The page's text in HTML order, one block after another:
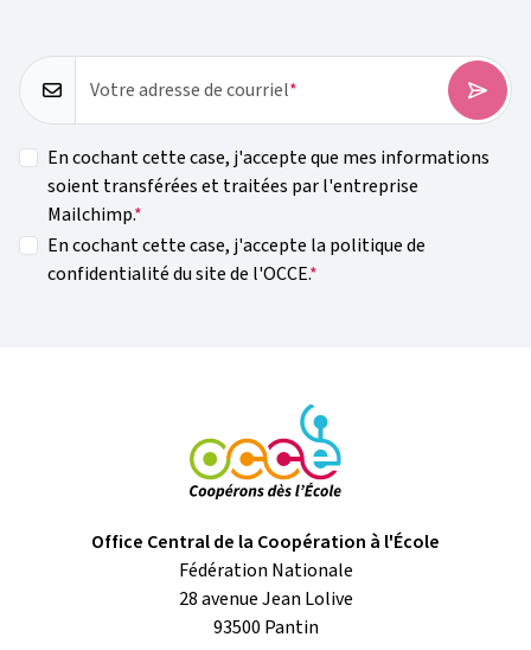
Votre adresse de courriel
En cochant cette case, j'accepte que mes informations
soient transférées et traitées par l'entreprise
Mailchimp.
En cochant cette case, j'accepte la politique de
confidentialité du site de l'OCCE.
Office Central de la Coopération à l'École
Fédération Nationale
28 avenue Jean Lolive
93500 Pantin